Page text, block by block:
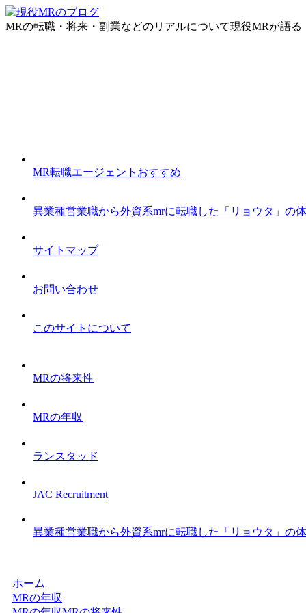
MRの転職・将来・副業などのリアルについて現役MRが語る
MR転職エージェントおすすめ
異業種営業職から外資系mrに転職した「リョウタ」の
サイトマップ
お問い合わせ
このサイトについて
MRの将来性
MRの年収
ランスタッド
JAC Recruitment
異業種営業職から外資系mrに転職した「リョウタ」の
ホーム
MRの年収